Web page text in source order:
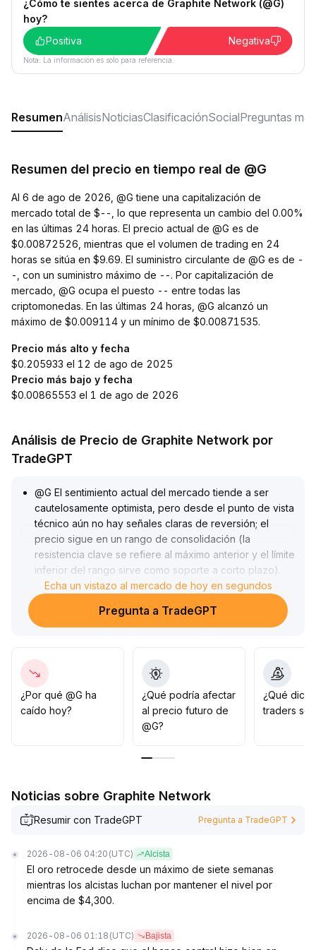
¿Cómo te sientes acerca de Graphite Network (@G)
hoy?
Positiva
Negativa
Nota: La información es solo para referencia.
ResumenAnálisisNoticiasClasificaciónSocialPreguntas
Resumen del precio en tiempo real de @G
Al 6 de ago de 2026, @G tiene una capitalización de
mercado total de $--, lo que representa un cambio del 0.00%
en las últimas 24 horas. El precio actual de @G es de
$0.00872526, mientras que el volumen de trading en 24
horas se sitúa en $9.69. El suministro circulante de @G es de -
-, con un suministro máximo de --. Por capitalización de
mercado, @G ocupa el puesto -- entre todas las
criptomonedas. En las últimas 24 horas, @G alcanzó un
máximo de $0.009114 y un mínimo de $0.00871535.
Precio más alto y fecha
$0.205933 el 12 de ago de 2025
Precio más bajo y fecha
$0.00865553 el 1 de ago de 2026
Análisis de Precio de Graphite Network por
TradeGPT
@G El sentimiento actual del mercado tiende a ser
cautelosamente optimista, pero desde el punto de vista
técnico aún no hay señales claras de reversión; el
precio sigue en un rango de consolidación (la
resistencia clave se refiere al máximo anterior y el límite
inferior del rango sirve como soporte a corto plazo)
Se recomienda a los inversores adoptar estrategias de
venta en la parte alta y compra en la parte baja del
rango en el corto plazo.
la posición de manera moderada; si se rompe el
soporte inferior, se debe cortar pérdidas
decididamente y controlar estrictamente el tamaño de
la posición, evitando perseguir subidas sin una
Echa un vistazo al mercado de hoy en segundos
Pregunta a TradeGPT
¿Por qué @G ha
caído hoy?
¿Qué podría afectar
al precio futuro de
@G?
¿Qué
traders
Noticias sobre Graphite Network
Resumir con TradeGPT Pregunta a TradeGPT
2026-08-06 04:20 (UTC) Alcista
El oro retrocede desde un máximo de siete semanas
mientras los alcistas luchan por mantener el nivel por
encima de $4,300.
2026-08-06 01:18 (UTC) Bajista